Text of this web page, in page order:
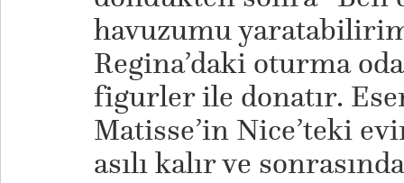
havuzumu
Regina’daki oturma
figurler ile donatır.
Matisse’in Nice’teki
asılı kalır ve